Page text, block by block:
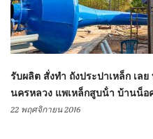
รับผลิต สั่งทำ ถังประปาเหล็ก เล
นครหลวง แพเหล็กสูบน้ํา บ้านน็อ
22 พฤศจิกายน 2016